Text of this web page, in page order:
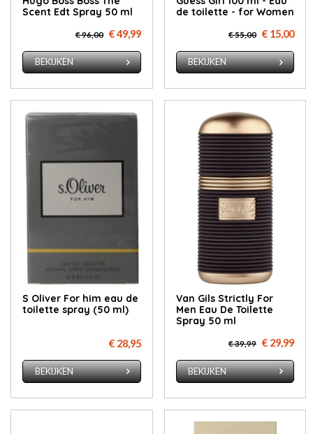
Scent Edt Spray 50 ml
€ 96,00 € 49,99
BEKIJKEN
de toilette - for Women
€ 55,00 € 15,00
BEKIJKEN
S Oliver For him eau de
toilette spray (50 ml)
€ 28,95
BEKIJKEN
Van Gils Strictly For
Men Eau De Toilette
Spray 50 ml
€ 39,99 € 29,99
BEKIJKEN